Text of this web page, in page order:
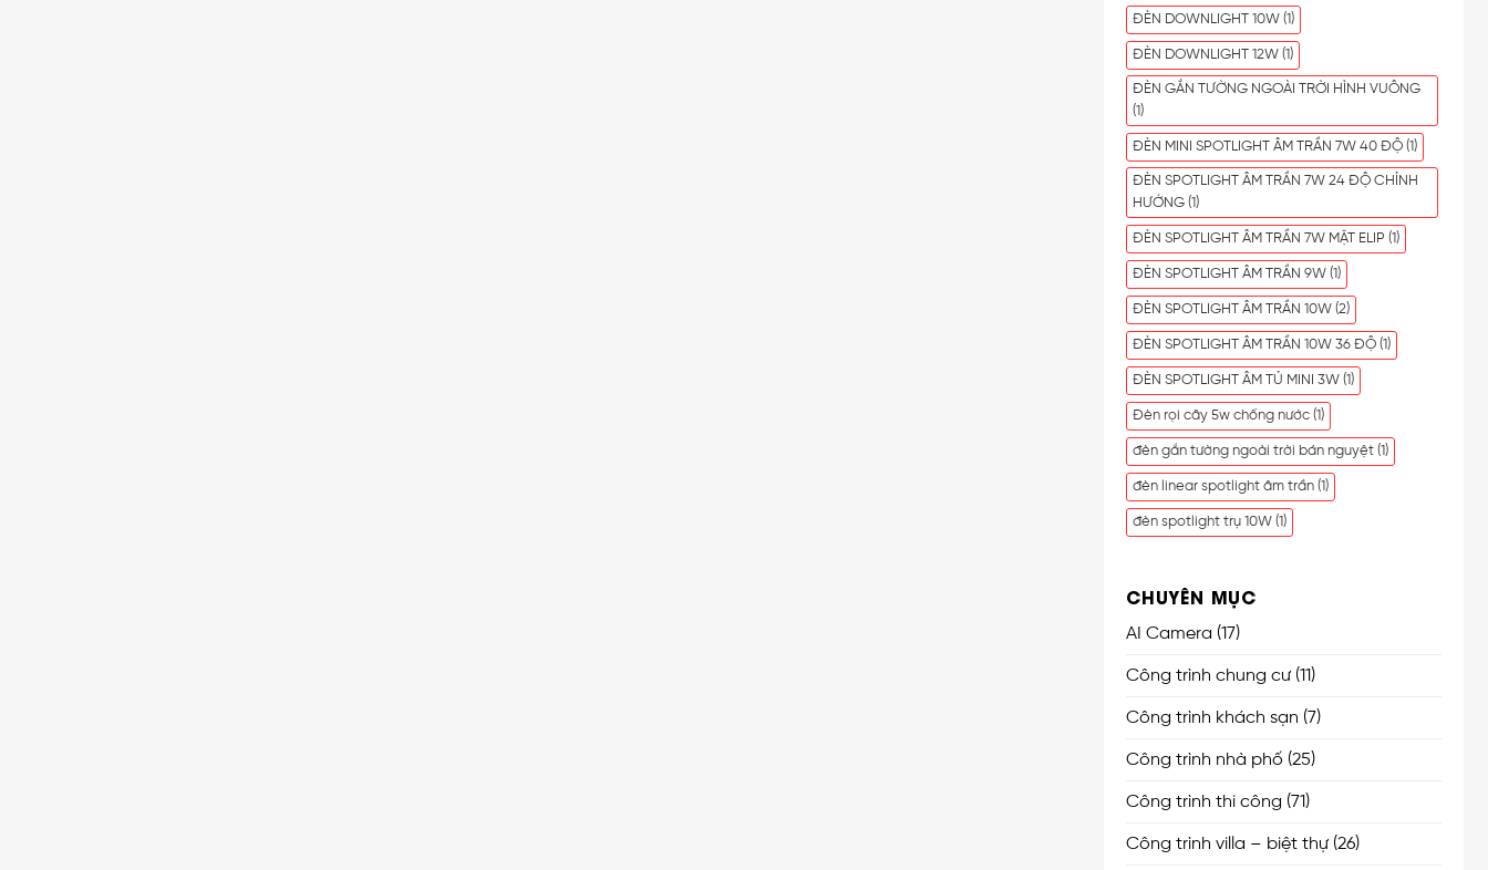
ĐÈN DOWNLIGHT 10W (1)
ĐÈN DOWNLIGHT 12W (1)
ĐÈN GẮN TƯỜNG NGOÀI TRỜI HÌNH VUÔNG
(1)
ĐÈN MINI SPOTLIGHT ÂM TRẦN 7W 40 ĐỘ (1)
ĐÈN SPOTLIGHT ÂM TRẦN 7W 24 ĐỘ CHỈNH
HƯỚNG (1)
ĐÈN SPOTLIGHT ÂM TRẦN 7W MẶT ELIP (1)
ĐÈN SPOTLIGHT ÂM TRẦN 9W (1)
ĐÈN SPOTLIGHT ÂM TRẦN 10W (2)
ĐÈN SPOTLIGHT ÂM TRẦN 10W 36 ĐỘ (1)
ĐÈN SPOTLIGHT ÂM TỦ MINI 3W (1)
Đèn rọi cây 5w chống nước (1)
đèn gắn tường ngoài trời bán nguyệt (1)
đèn linear spotlight âm trần (1)
đèn spotlight trụ 10W (1)
CHUYÊN MỤC
AI Camera (17)
Công trình chung cư(11)
Công trình khách sạn (7)
Công trình nhà phố (25)
Công trình thi công (71)
Công trình villa – biệt thự(26)